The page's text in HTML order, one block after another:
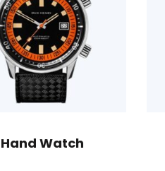
Hand Watch